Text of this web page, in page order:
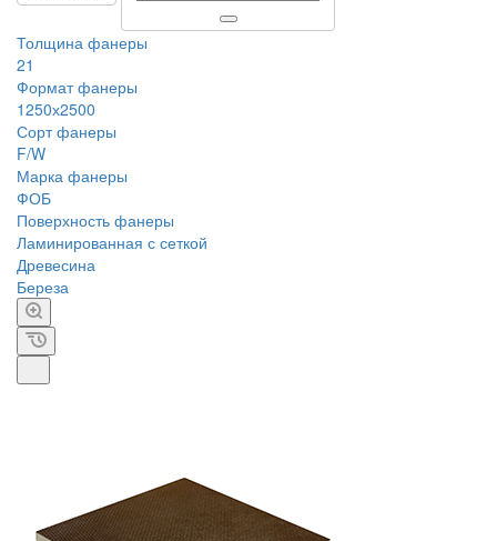
Толщина фанеры
21
Формат фанеры
1250х2500
Сорт фанеры
F/W
Марка фанеры
ФОБ
Поверхность фанеры
Ламинированная с сеткой
Древесина
Береза